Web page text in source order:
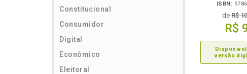
Constitucional
Consumidor
Digital
Econômico
Eleitoral
ISBN:
deR$
R$
versão